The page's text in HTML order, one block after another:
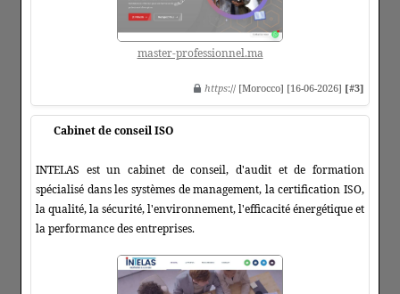
master-professionnel.ma
https:// [Morocco] [16-06-2026] [#3]
Cabinet de conseil ISO
INTELAS est un cabinet de conseil, d'audit et de formation
spécialisé dans les systèmes de management, la certification ISO,
la qualité, la sécurité, l'environnement, l'efficacité énergétique et
la performance des entreprises.